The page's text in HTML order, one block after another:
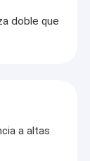
doble que
a altas